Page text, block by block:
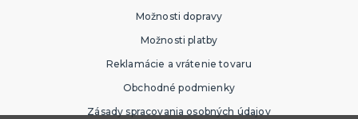
Možnosti dopravy
Možnosti platby
Reklamácie a vrátenie tovaru
Obchodné podmienky
Zásady spracovania osobných údajov